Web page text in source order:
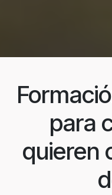
para
quieren